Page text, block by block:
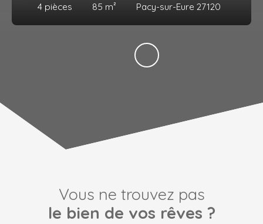
4 pièces 85 m² Pacy-sur-Eure 27120
Vous ne trouvez pas
le bien de vos rêves ?